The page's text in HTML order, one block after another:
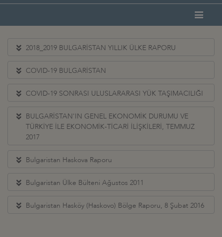
2018_2019 BULGARİSTAN YILLIK ÜLKE RAPORU
COVID-19 BULGARİSTAN
COVID-19 SONRASI ULUSLARARASI YÜK TAŞIMACILIĞI
BULGARİSTAN'IN GENEL EKONOMİK DURUMU VE
TÜRKİYE İLE EKONOMİK-TİCARİ İLİŞKİLERİ, TEMMUZ
2017
Bulgaristan Haskova Raporu
Bulgaristan Ülke Bülteni Ağustos 2011
Bulgaristan Hasköy (Haskovo) Bölge Raporu, 8 Şubat 2016